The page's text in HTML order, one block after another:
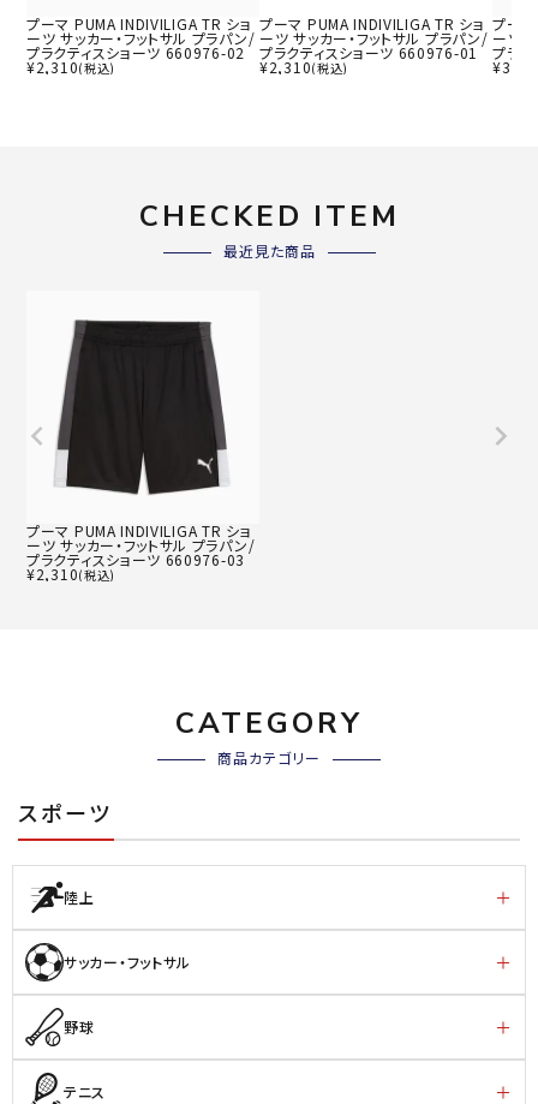
プーマ PUMA INDIVILIGA TR ショ
ーツ サッカー・フットサル プラパン/
プラクティスショーツ 660976-02
¥2,310(税込)
プーマ PUMA INDIVILIGA TR ショ
ーツ サッカー・フットサル プラパン/
プラクティスショーツ 660976-01
¥2,310(税込)
プー
ーツ
プラ
¥
CHECKED ITEM
最近見た商品
プーマ PUMA INDIVILIGA TR ショ
ーツ サッカー・フットサル プラパン/
プラクティスショーツ 660976-03
¥2,310(税込)
CATEGORY
商品カテゴリー
スポーツ
陸上
サッカー・フットサル
野球
テニス